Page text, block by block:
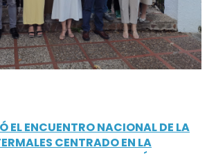
EL ENCUENTRO NACIONAL DE LA
CENTRADO EN LA